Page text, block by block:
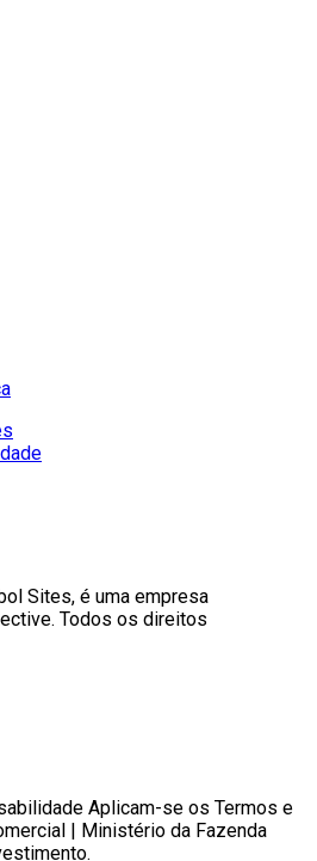
Sites, é uma empresa
Todos os direitos
Aplicam-se os Termos e
| Ministério da Fazenda